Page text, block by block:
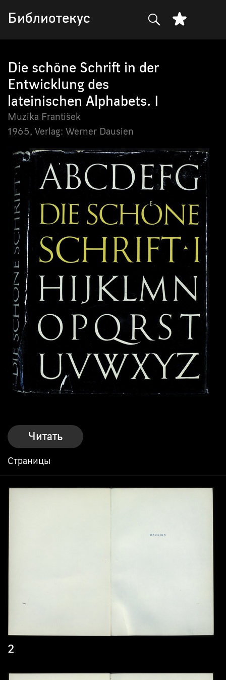
Библиотекус
Die schöne Schrift in der
Entwicklung des
lateinischen Alphabets. I
Muzika František
1965, Verlag: Werner Dausien
Читать
Страницы
2